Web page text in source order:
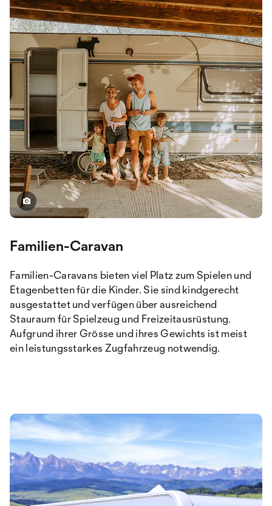
Familien-Caravan
Familien-Caravans bieten viel Platz zum Spielen und
Etagenbetten für die Kinder. Sie sind kindgerecht
ausgestattet und verfügen über ausreichend
Stauraum für Spielzeug und Freizeitausrüstung.
Aufgrund ihrer Grösse und ihres Gewichts ist meist
ein leistungsstarkes Zugfahrzeug notwendig.